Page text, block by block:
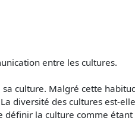
entre les cultures.
culture. Malgré cette
diversité des cultures est-
la culture comme étant